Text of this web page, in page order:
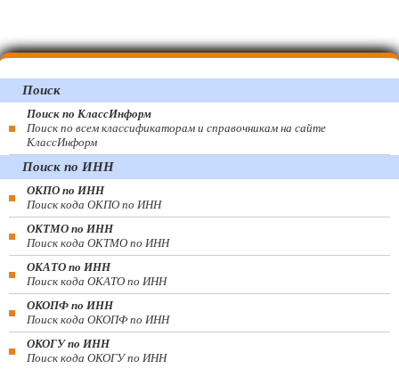
Поиск
Поиск по КлассИнформ
Поиск по всем классификаторам и справочникам на сайте
КлассИнформ
Поиск по ИНН
ОКПО по ИНН
Поиск кода ОКПО по ИНН
ОКТМО по ИНН
Поиск кода ОКТМО по ИНН
ОКАТО по ИНН
Поиск кода ОКАТО по ИНН
ОКОПФ по ИНН
Поиск кода ОКОПФ по ИНН
ОКОГУ по ИНН
Поиск кода ОКОГУ по ИНН